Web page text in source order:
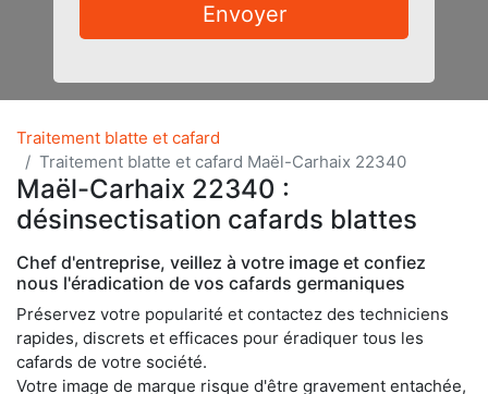
Envoyer
Traitement blatte et cafard
Traitement blatte et cafard Maël-Carhaix 22340
Maël-Carhaix 22340 :
désinsectisation cafards blattes
Chef d'entreprise, veillez à votre image et confiez
nous l'éradication de vos cafards germaniques
Préservez votre popularité et contactez des techniciens
rapides, discrets et efficaces pour éradiquer tous les
cafards de votre société.
Votre image de marque risque d'être gravement entachée,